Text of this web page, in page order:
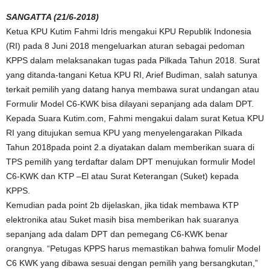
SANGATTA (21/6-2018)
Ketua KPU Kutim Fahmi Idris mengakui KPU Republik Indonesia
(RI) pada 8 Juni 2018 mengeluarkan aturan sebagai pedoman
KPPS dalam melaksanakan tugas pada Pilkada Tahun 2018. Surat
yang ditanda-tangani Ketua KPU RI, Arief Budiman, salah satunya
terkait pemilih yang datang hanya membawa surat undangan atau
Formulir Model C6-KWK bisa dilayani sepanjang ada dalam DPT.
Kepada Suara Kutim.com, Fahmi mengakui dalam surat Ketua KPU
RI yang ditujukan semua KPU yang menyelengarakan Pilkada
Tahun 2018pada point 2.a diyatakan dalam memberikan suara di
TPS pemilih yang terdaftar dalam DPT menujukan formulir Model
C6-KWK dan KTP –El atau Surat Keterangan (Suket) kepada
KPPS.
Kemudian pada point 2b dijelaskan, jika tidak membawa KTP
elektronika atau Suket masih bisa memberikan hak suaranya
sepanjang ada dalam DPT dan pemegang C6-KWK benar
orangnya. “Petugas KPPS harus memastikan bahwa fomulir Model
C6 KWK yang dibawa sesuai dengan pemilih yang bersangkutan,”